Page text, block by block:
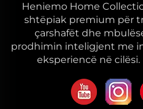
Heniemo Home
shtëpiak premium për
çarshafët dhe
prodhimin inteligjent me
eksperiencë në